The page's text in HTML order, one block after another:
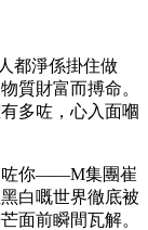
都淨係掛住做
質財富而搏命。
多咗，心入面嗰
咗你——M集團崔
白嘅世界徹底被
面前瞬間瓦解。